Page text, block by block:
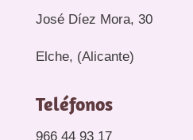
José Díez Mora, 30
Elche, (Alicante)
Teléfonos
966 44 93 17